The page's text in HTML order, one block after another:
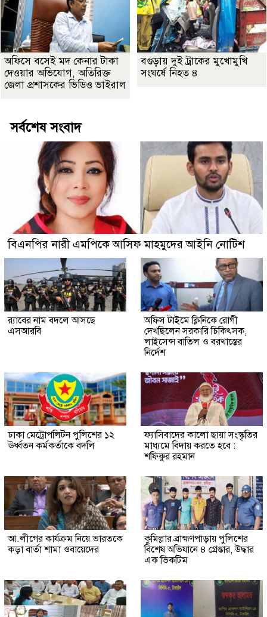
অফিসে বসেই মদ কেনার টাকা
দেওয়ার অভিযোগ, অতিরিক্ত
জেলা প্রশাসকের ভিডিও ভাইরাল
বগুড়ায় দুই ট্রাকের মুখোমুখি
সংঘর্ষে নিহত ৪
সর্বশেষ সংবাদ
বিএনপির নারী এমপিকে আসিফ মাহমুদের আইনি নোটিশ
র‍্যাবের নাম বদলে আসছে
এসআরবি
অফিস টাইমে ক্লিনিকে রোগী
দেখছিলেন সরকারি চিকিৎসক,
লাইসেন্স বাতিল ও বরখাস্তের
নির্দেশ
ঢাকা মেট্রোপলিটন পুলিশের ১২
ঊর্ধ্বতন কর্মকর্তাকে বদলি
ফ্যাসিবাদের কালো ছায়া সংস্কৃতির
মাধ্যমে বিদায় করতে হবে :
শফিকুর রহমান
আ.লীগের কার্যক্রম নিয়ে ভারতকে
কড়া বার্তা শামা ওবায়েদের
কুমিল্লার ব্রাহ্মণপাড়ায় পুলিশের
বিশেষ অভিযানে ৪ গ্রেপ্তার, উদ্ধার
এক ভিকটিম